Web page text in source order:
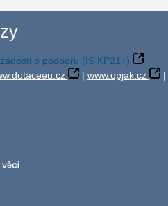
o podporu (IS KP21+)
| www.opjak.cz |